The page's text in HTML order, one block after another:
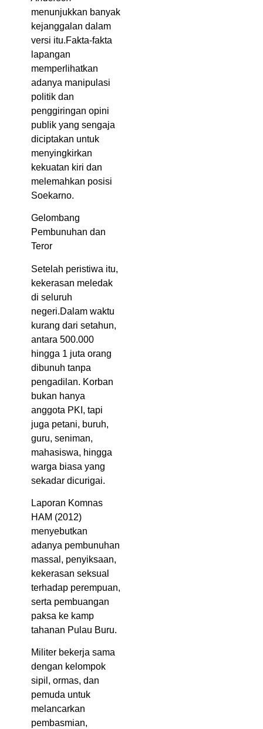
menunjukkan banyak
kejanggalan dalam
versi itu.Fakta-fakta
lapangan
memperlihatkan
adanya manipulasi
politik dan
penggiringan opini
publik yang sengaja
diciptakan untuk
menyingkirkan
kekuatan kiri dan
melemahkan posisi
Soekarno.
Gelombang
Pembunuhan dan
Teror
Setelah peristiwa itu,
kekerasan meledak
di seluruh
negeri.Dalam waktu
kurang dari setahun,
antara 500.000
hingga 1 juta orang
dibunuh tanpa
pengadilan. Korban
bukan hanya
anggota PKI, tapi
juga petani, buruh,
guru, seniman,
mahasiswa, hingga
warga biasa yang
sekadar dicurigai.
Laporan Komnas
HAM (2012)
menyebutkan
adanya pembunuhan
massal, penyiksaan,
kekerasan seksual
terhadap perempuan,
serta pembuangan
paksa ke kamp
tahanan Pulau Buru.
Militer bekerja sama
dengan kelompok
sipil, ormas, dan
pemuda untuk
melancarkan
pembasmian,